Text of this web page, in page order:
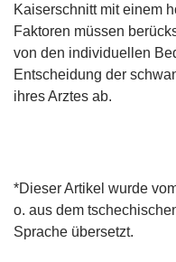
Kaiserschnitt mit einem
Faktoren müssen
von den individuellen
Entscheidung der
ihres Arztes ab.
*Dieser Artikel wurde
o. aus dem
Sprache übersetzt.